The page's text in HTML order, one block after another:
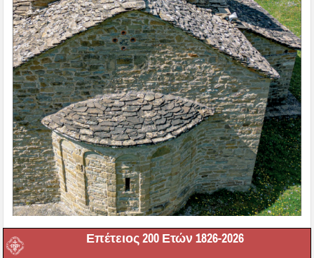
Επέτειος 200 Ετών 1826-2026